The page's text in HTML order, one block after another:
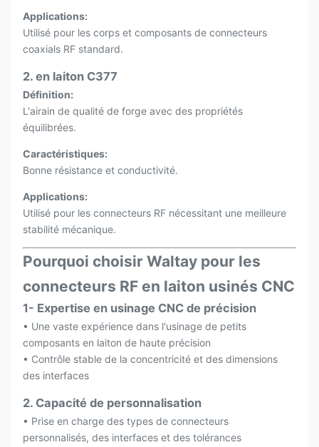
Applications:
Utilisé pour les corps et composants de connecteurs
coaxials RF standard.
2. en laiton C377
Définition:
L'airain de qualité de forge avec des propriétés
équilibrées.
Caractéristiques:
Bonne résistance et conductivité.
Applications:
Utilisé pour les connecteurs RF nécessitant une meilleure
stabilité mécanique.
Pourquoi choisir Waltay pour les
connecteurs RF en laiton usinés CNC
1- Expertise en usinage CNC de précision
• Une vaste expérience dans l'usinage de petits
composants en laiton de haute précision
• Contrôle stable de la concentricité et des dimensions
des interfaces
2. Capacité de personnalisation
• Prise en charge des types de connecteurs
personnalisés, des interfaces et des tolérances